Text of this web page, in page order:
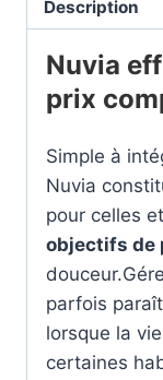
Description
Nuvia
prix
Simple à
Nuvia
pour celles
objectifs de
parfois
lorsque la
certaines